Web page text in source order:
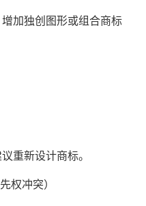
加独创图形或组合商标
重新设计商标。
权冲突）